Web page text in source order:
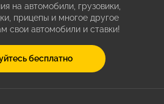
на автомобили, грузовики,
прицепы и многое другое
свои автомобили и ставки!
бесплатно